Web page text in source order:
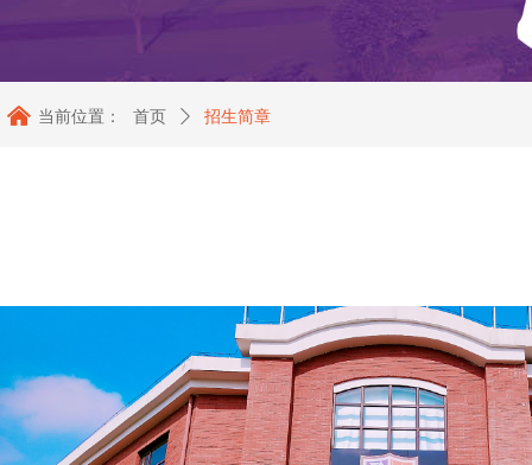
낀 当前位置： 首页 ꄲ 招生简章